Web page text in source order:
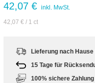
42,07 € inkl. MwSt.
42,07 €/ 1 ct
Lieferung nach Hause
15 Tage für
100% sichere